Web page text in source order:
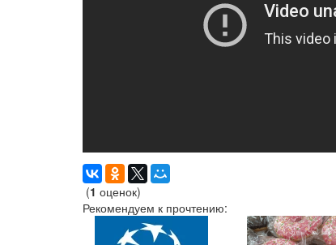
(1 оценок)
Рекомендуем к прочтению: